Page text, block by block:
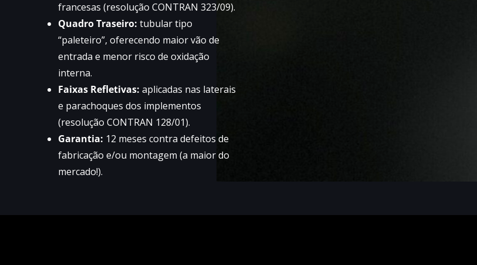
francesas (resolução CONTRAN 323/09).
Quadro Traseiro: tubular tipo
“paleteiro”, oferecendo maior vão de
entrada e menor risco de oxidação
interna.
Faixas Refletivas: aplicadas nas laterais
e parachoques dos implementos
(resolução CONTRAN 128/01).
Garantia: 12 meses contra defeitos de
fabricação e/ou montagem (a maior do
mercado!).